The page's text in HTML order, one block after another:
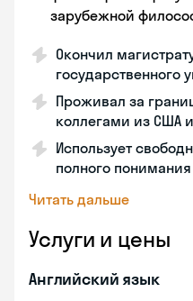
зарубежной
Окончил
государственного
Проживал за
коллегами из США
Использует
полного
Читать дальше
Услуги и цены
Английский язык